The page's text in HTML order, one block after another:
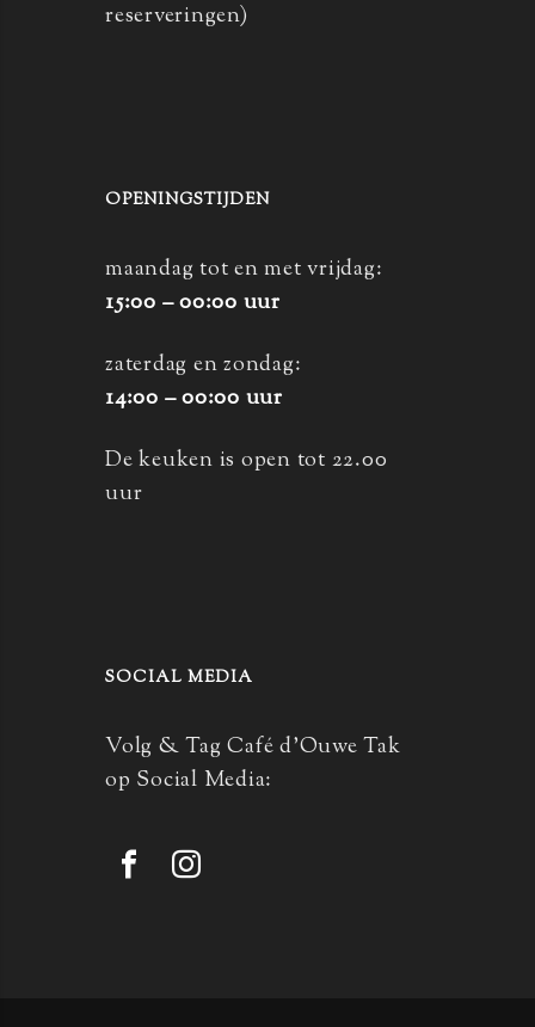
reserveringen)
OPENINGSTIJDEN
maandag tot en met vrijdag:
15:00 – 00:00 uur
zaterdag en zondag:
14:00 – 00:00 uur
De keuken is open tot 22.00
uur
SOCIAL MEDIA
Volg & Tag Café d’Ouwe Tak
op Social Media: